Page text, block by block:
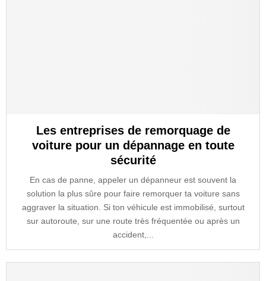
Les entreprises de remorquage de
voiture pour un dépannage en toute
sécurité
En cas de panne, appeler un dépanneur est souvent la
solution la plus sûre pour faire remorquer ta voiture sans
aggraver la situation. Si ton véhicule est immobilisé, surtout
sur autoroute, sur une route très fréquentée ou après un
accident,...